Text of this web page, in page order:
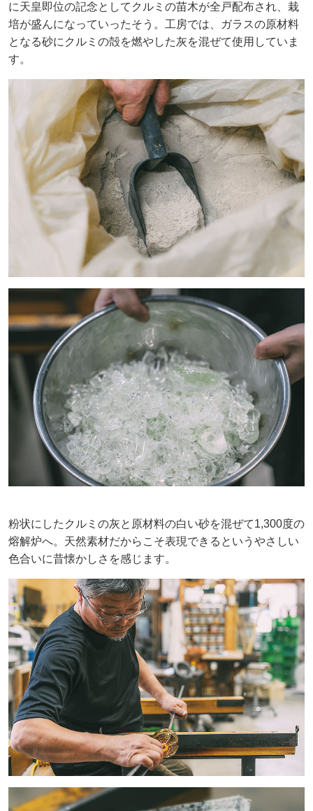
に天皇即位の記念としてクルミの苗木が全戸配布され、栽
培が盛んになっていったそう。工房では、ガラスの原材料
となる砂にクルミの殻を燃やした灰を混ぜて使用していま
す。
粉状にしたクルミの灰と原材料の白い砂を混ぜて1,300度の
熔解炉へ。天然素材だからこそ表現できるというやさしい
色合いに昔懐かしさを感じます。